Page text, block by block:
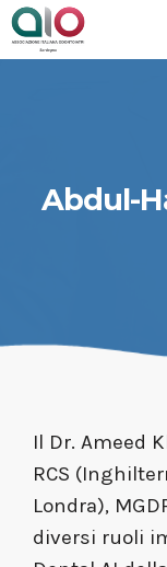
Abdul-
Il Dr. Ameed
RCS
Londra),
diversi ruoli